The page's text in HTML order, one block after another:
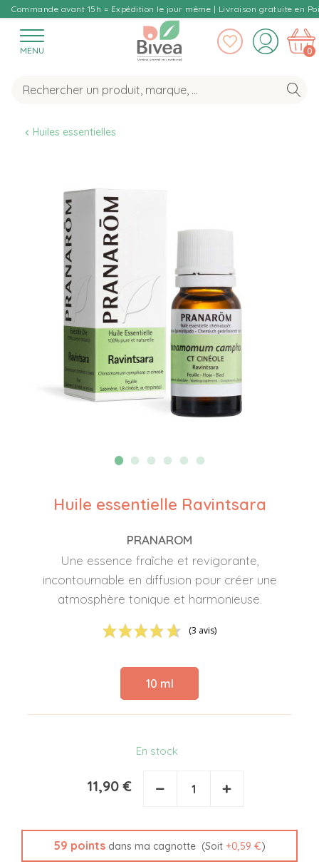
Commande avant 15h = Expédition le jour même | Livraison gratuite en
MENU 0
Huiles essentielles
Huile essentielle Ravintsara
PRANAROM
Une essence fraîche et revigorante,
incontournable en diffusion pour créer une
atmosphère tonique et harmonieuse.
(3 avis)
10 ml
En stock
11,90 € − +
59 points dans ma cagnotte (Soit +0,59 €)